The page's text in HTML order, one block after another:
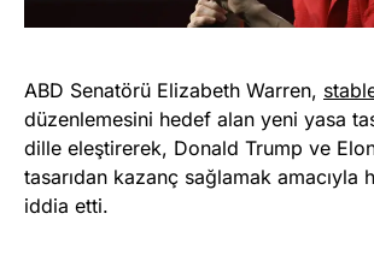
ABD Senatörü Elizabeth Warren,
düzenlemesini hedef alan yeni yasa
dille eleştirerek, Donald Trump ve Elon
tasarıdan kazanç sağlamak amacıyla
iddia etti.